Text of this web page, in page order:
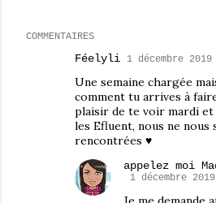
COMMENTAIRES
Féelyli 1 décembre
Une semaine chargée
comment tu arrives à
plaisir de te voir mardi et
les Efluent, nous ne nous
rencontrées ♥
appelez moi
1 décembre